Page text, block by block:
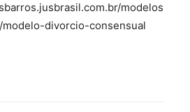
modelos
divorcio-consensual